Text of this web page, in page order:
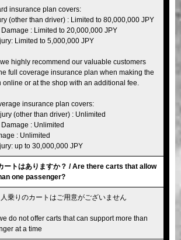
insurance plan covers:
(other than driver) : Limited to 80,000,000 JPY
Damage : Limited to 20,000,000 JPY
Limited to 5,000,000 JPY
highly recommend our valuable customers
full coverage insurance plan when making the
online or at the shop with an additional fee.
insurance plan covers:
(other than driver) : Unlimited
Damage : Unlimited
: Unlimited
up to 30,000,000 JPY
ートはありますか？ / Are there carts that allow
one passenger?
乗りのカートはご用意がございません
do not offer carts that can support more than
at a time